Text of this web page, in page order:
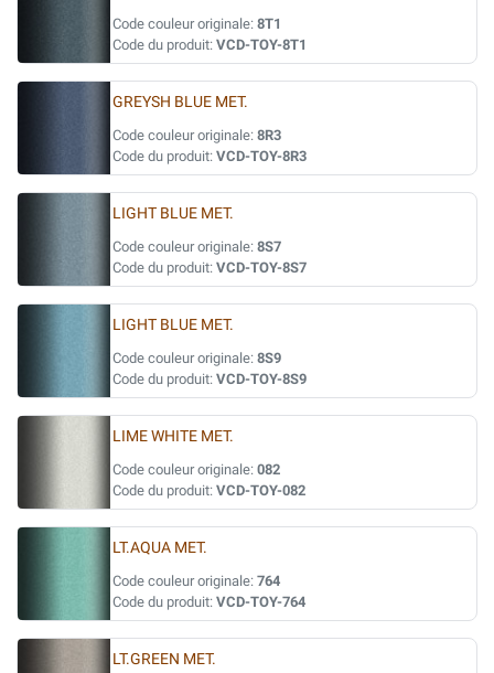
Code couleur originale: 8T1
Code du produit: VCD-TOY-8T1
GREYSH BLUE MET.
Code couleur originale: 8R3
Code du produit: VCD-TOY-8R3
LIGHT BLUE MET.
Code couleur originale: 8S7
Code du produit: VCD-TOY-8S7
LIGHT BLUE MET.
Code couleur originale: 8S9
Code du produit: VCD-TOY-8S9
LIME WHITE MET.
Code couleur originale: 082
Code du produit: VCD-TOY-082
LT.AQUA MET.
Code couleur originale: 764
Code du produit: VCD-TOY-764
LT.GREEN MET.